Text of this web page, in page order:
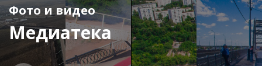
Фото и видео
Медиатека